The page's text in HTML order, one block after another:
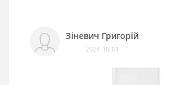
Зіневич Григорій
2024-10-01